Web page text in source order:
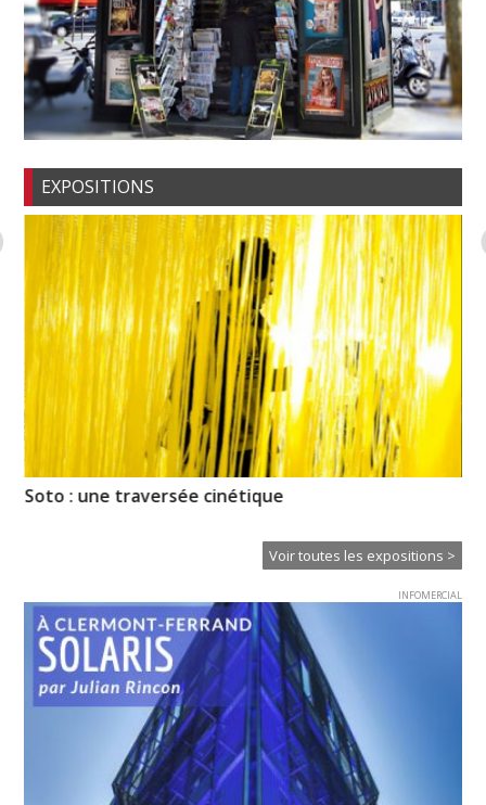
EXPOSITIONS
Soto : une traversée cinétique
Voir toutes les expositions >
INFOMERCIAL